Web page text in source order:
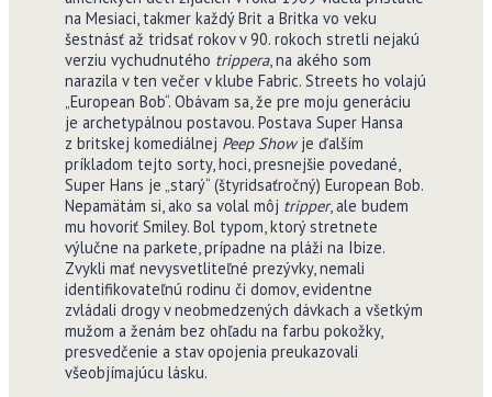
na Mesiaci, takmer každý Brit a Britka vo veku
šestnásť až tridsať rokov v 90. rokoch stretli nejakú
verziu vychudnutého trippera, na akého som
narazila v ten večer v klube Fabric. Streets ho volajú
„European Bob“. Obávam sa, že pre moju generáciu
je archetypálnou postavou. Postava Super Hansa
z britskej komediálnej Peep Showje ďalším
príkladom tejto sorty, hoci, presnejšie povedané,
Super Hans je „starý“ (štyridsaťročný) European Bob.
Nepamätám si, ako sa volal môj tripper, ale budem
mu hovoriť Smiley. Bol typom, ktorý stretnete
výlučne na parkete, prípadne na pláži na Ibize.
Zvykli mať nevysvetliteľné prezývky, nemali
identifikovateľnú rodinu či domov, evidentne
zvládali drogy v neobmedzených dávkach a všetkým
mužom a ženám bez ohľadu na farbu pokožky,
presvedčenie a stav opojenia preukazovali
všeobjímajúcu lásku.